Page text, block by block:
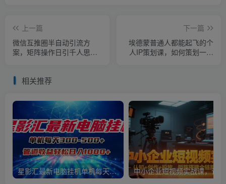
上一篇
微信互推圈半自动引流方
案，矩阵操作日引千人思路
下一篇
埃德蒙普通人都能起飞的个
人IP策划课，如何策划一个
相关推荐
星影汇最新电脑挂机单机每天300+团队管道收益轻松日入1000+